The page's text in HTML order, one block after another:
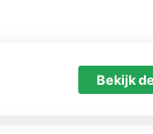
Bekijk